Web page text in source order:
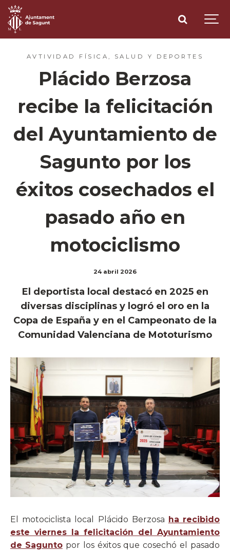
AVTIVIDAD FÍSICA, SALUD Y DEPORTES
Plácido Berzosa
recibe la felicitación
del Ayuntamiento de
Sagunto por los
éxitos cosechados el
pasado año en
motociclismo
24 abril 2026
El deportista local destacó en 2025 en
diversas disciplinas y logró el oro en la
Copa de España y en el Campeonato de la
Comunidad Valenciana de Mototurismo
El motociclista local Plácido Berzosa ha recibido
este viernes la felicitación del Ayuntamiento
de Saguntopor los éxitos que cosechó el pasado